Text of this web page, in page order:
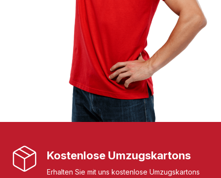
Kostenlose Umzugskartons
Erhalten Sie mit uns kostenlose Umzugskartons